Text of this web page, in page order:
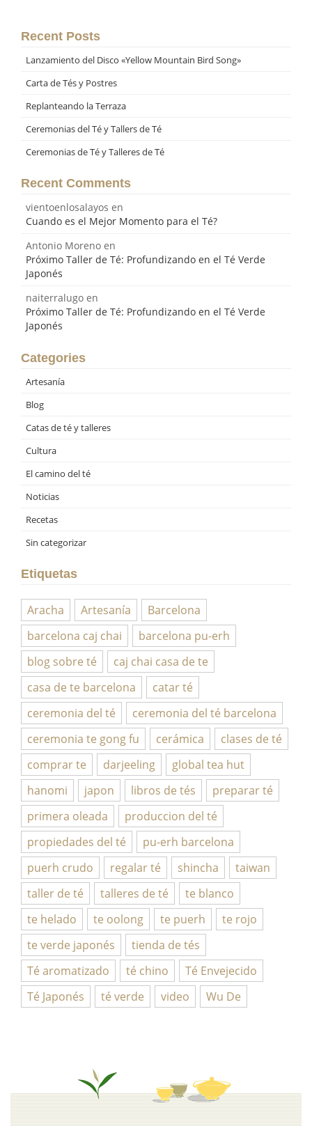
Recent Posts
Lanzamiento del Disco «Yellow Mountain Bird Song»
Carta de Tés y Postres
Replanteando la Terraza
Ceremonias del Té y Tallers de Té
Ceremonias de Té y Talleres de Té
Recent Comments
vientoenlosalayos en
Cuando es el Mejor Momento para el Té?
Antonio Moreno en
Próximo Taller de Té: Profundizando en el Té Verde
Japonés
naiterralugo en
Próximo Taller de Té: Profundizando en el Té Verde
Japonés
Categories
Artesanía
Blog
Catas de té y talleres
Cultura
El camino del té
Noticias
Recetas
Sin categorizar
Etiquetas
Aracha Artesanía
Barcelona
barcelona caj chai
barcelona pu-erh
blog sobre té
caj chai casa de te
casa de te barcelona
catar té
ceremonia del té
ceremonia del té barcelona
ceremonia te gong fu
cerámica
clases de té
comprar te
darjeeling
global tea hut
hanomi
japon libros de tés
preparar té
primera oleada
produccion del té
propiedades del té
pu-erh barcelona
puerh crudo
regalar té shincha
taiwan
taller de té
talleres de té
te blanco
te helado
te oolong te puerh
te rojo
te verde japonés
tienda de tés
Té aromatizado
té chino
Té Envejecido
Té Japonés
té verde video Wu De